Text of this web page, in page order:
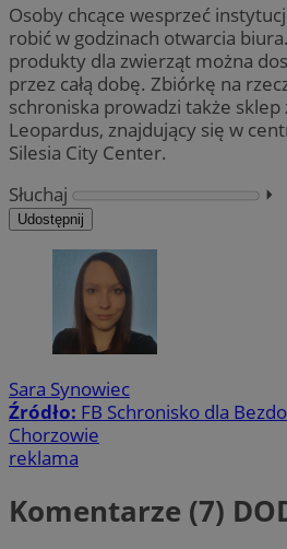
Osoby chcące wesprzeć
robić w godzinach otwarcia
produkty dla zwierząt można
przez całą dobę. Zbiórkę na
schroniska prowadzi także sklep
Leopardus, znajdujący się w
Silesia City Center.
Słuchaj
⏵︎
Udostępnij
Sara Synowiec
Źródło: FB Schronisko dla
Chorzowie
reklama
Komentarze (7)